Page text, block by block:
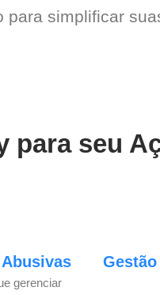
simplificar
para seu
Abusivas
gerenciar